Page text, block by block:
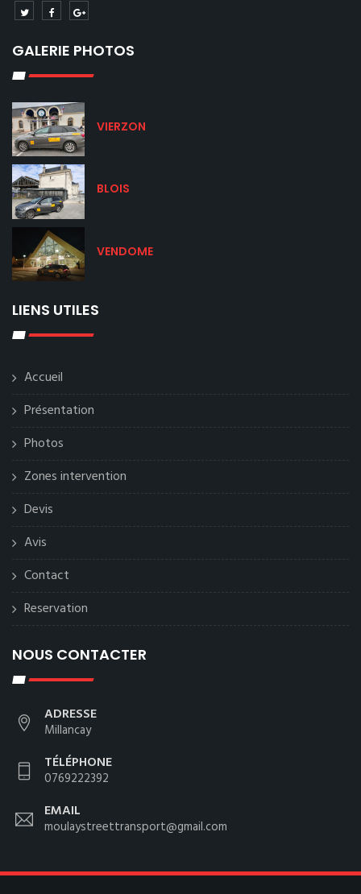
GALERIE PHOTOS
VIERZON
BLOIS
VENDOME
LIENS UTILES
Accueil
Présentation
Photos
Zones intervention
Devis
Avis
Contact
Reservation
NOUS CONTACTER
ADRESSE
Millancay
TÉLÉPHONE
0769222392
EMAIL
moulaystreettransport@gmail.com